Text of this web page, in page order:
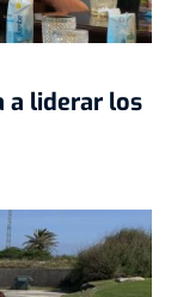
a liderar los